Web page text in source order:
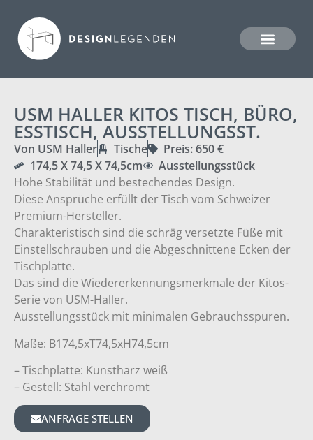
USM HALLER KITOS TISCH, BÜRO,
ESSTISCH, AUSSTELLUNGSST.
Von USM Haller Tische
Preis: 650 €
174,5 X 74,5 X 74,5cm
Ausstellungsstück
Hohe Stabilität und bestechendes Design.
Diese Ansprüche erfüllt der Tisch vom Schweizer
Premium-Hersteller.
Charakteristisch sind die schräg versetzte Füße mit
Einstellschrauben und die Abgeschnittene Ecken der
Tischplatte.
Das sind die Wiedererkennungsmerkmale der Kitos-
Serie von USM-Haller.
Ausstellungsstück mit minimalen Gebrauchsspuren.
Maße: B174,5xT74,5xH74,5cm
– Tischplatte: Kunstharz weiß
– Gestell: Stahl verchromt
ANFRAGE STELLEN